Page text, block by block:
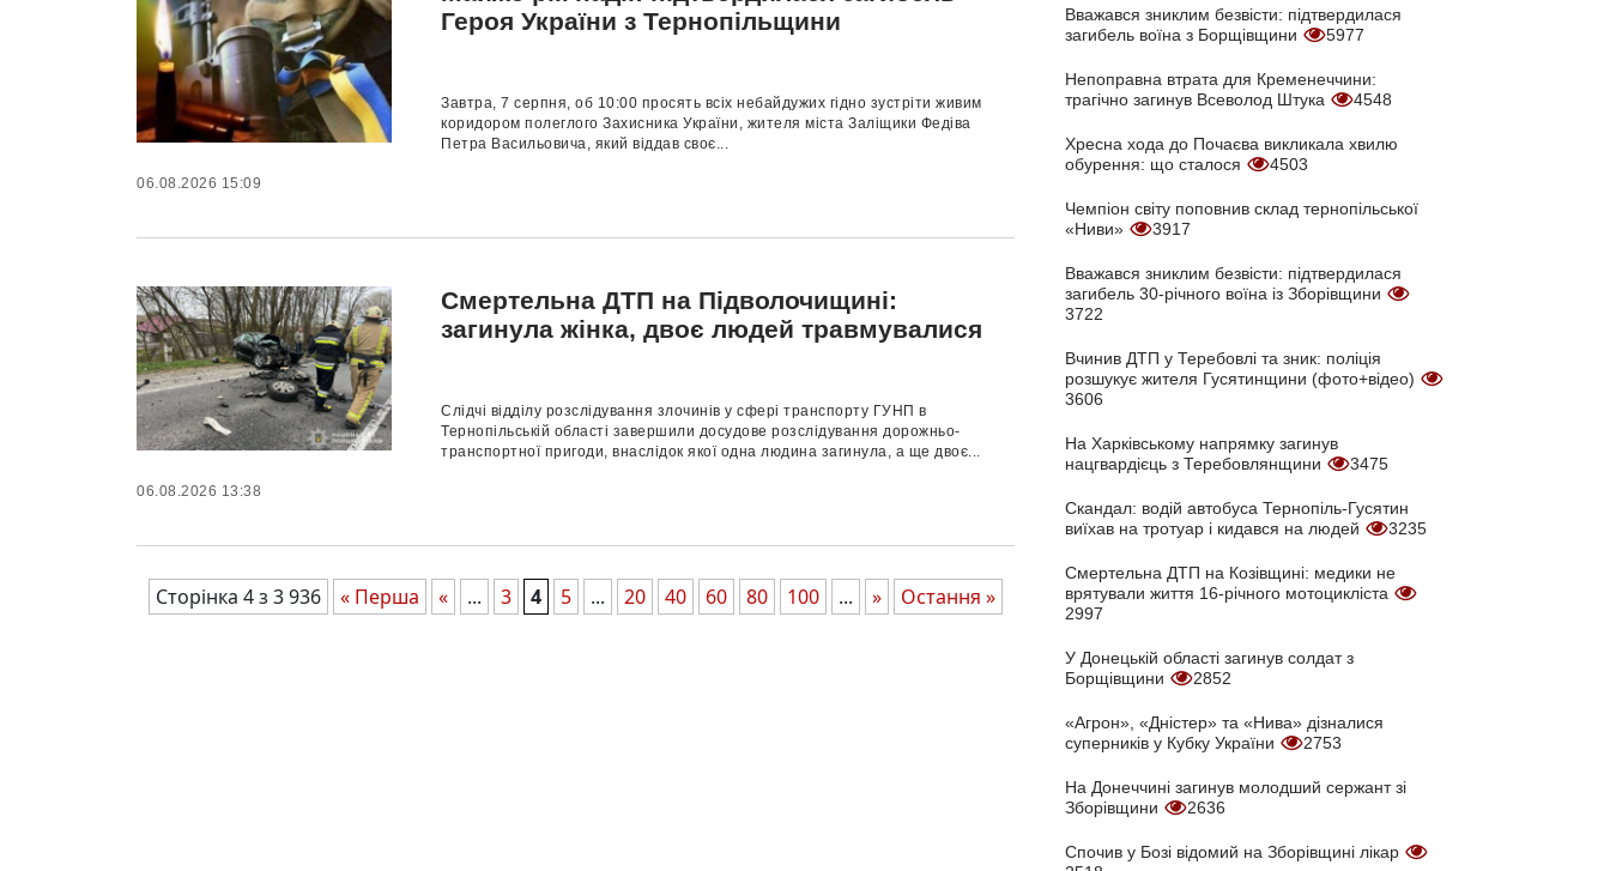
Героя України з Тернопільщини
Завтра, 7 серпня, об 10:00 просять всіх небайдужих гідно зустріти живим
коридором полеглого Захисника України, жителя міста Заліщики Федіва
Петра Васильовича, який віддав своє...
06.08.2026 15:09
Смертельна ДТП на Підволочищині:
загинула жінка, двоє людей травмувалися
Слідчі відділу розслідування злочинів у сфері транспорту ГУНП в
Тернопільській області завершили досудове розслідування дорожньо-
транспортної пригоди, внаслідок якої одна людина загинула, а ще двоє...
06.08.2026 13:38
Сторінка 4 з 3 936 « Перша « ... 3 4 5 ... 20 40 60 80 100 ... » Остання »
Вважався зниклим безвісти: підтвердилася
загибель воїна з Борщівщини
5977
Непоправна втрата для Кременеччини:
трагічно загинув Всеволод Штука
4548
Хресна хода до Почаєва викликала хвилю
обурення: що сталося
4503
Чемпіон світу поповнив склад тернопільської
«Ниви»
3917
Вважався зниклим безвісти: підтвердилася
загибель 30-річного воїна із Зборівщини
3722
Вчинив ДТП у Теребовлі та зник: поліція
розшукує жителя Гусятинщини (фото+відео)
3606
На Харківському напрямку загинув
нацгвардієць з Теребовлянщини
3475
Скандал: водій автобуса Тернопіль-Гусятин
виїхав на тротуар і кидався на людей
3235
Смертельна ДТП на Козівщині: медики не
врятували життя 16-річного мотоцикліста
2997
У Донецькій області загинув солдат з
Борщівщини
2852
«Агрон», «Дністер» та «Нива» дізналися
суперників у Кубку України
2753
На Донеччині загинув молодший сержант зі
Зборівщини
2636
Спочив у Бозі відомий на Зборівщині лікар